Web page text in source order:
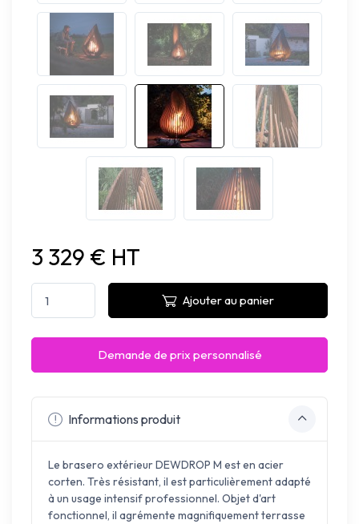
3 329 € HT
Ajouter au panier
Demande de prix personnalisé
Informations produit
Le brasero extérieur DEWDROP M est en acier
corten. Très résistant, il est particulièrement adapté
à un usage intensif professionnel. Objet d'art
fonctionnel, il agrémente magnifiquement terrasse